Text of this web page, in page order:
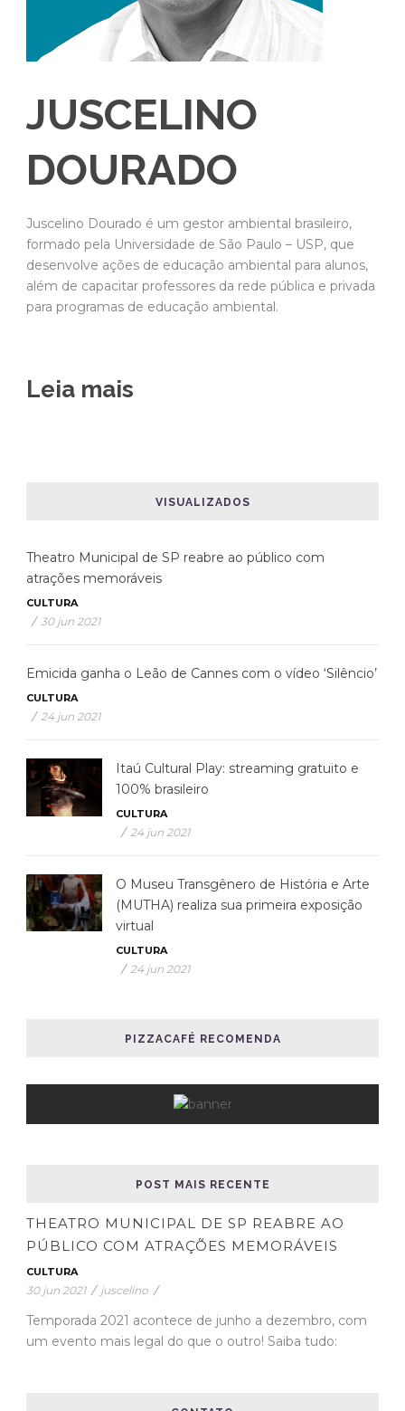
JUSCELINO
DOURADO
Juscelino Dourado é um gestor ambiental brasileiro,
formado pela Universidade de São Paulo – USP, que
desenvolve ações de educação ambiental para alunos,
além de capacitar professores da rede pública e privada
para programas de educação ambiental.
Leia mais
VISUALIZADOS
Theatro Municipal de SP reabre ao público com
atrações memoráveis
CULTURA
/ 30 jun 2021
Emicida ganha o Leão de Cannes com o vídeo ‘Silêncio’
CULTURA
/ 24 jun 2021
Itaú Cultural Play: streaming gratuito e
100% brasileiro
CULTURA
/ 24 jun 2021
O Museu Transgênero de História e Arte
(MUTHA) realiza sua primeira exposição
virtual
CULTURA
/ 24 jun 2021
PIZZACAFÉ RECOMENDA
POST MAIS RECENTE
THEATRO MUNICIPAL DE SP REABRE AO
PÚBLICO COM ATRAÇÕES MEMORÁVEIS
CULTURA
30 jun 2021 / juscelino /
Temporada 2021 acontece de junho a dezembro, com
um evento mais legal do que o outro! Saiba tudo: